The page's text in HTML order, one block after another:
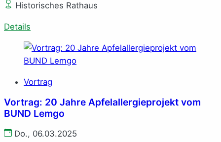
Historisches Rathaus
Details
Vortrag
Vortrag: 20 Jahre Apfelallergieprojekt vom
BUND Lemgo
Do., 06.03.2025